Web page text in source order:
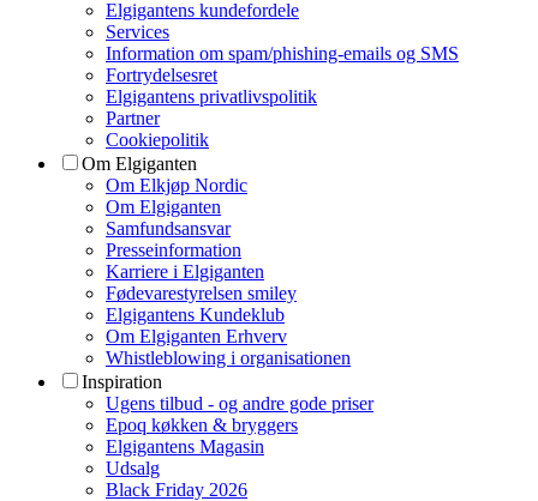
Elgigantens kundefordele
Services
Information om spam/phishing-emails og SMS
Fortrydelsesret
Elgigantens privatlivspolitik
Partner
Cookiepolitik
Om Elgiganten
Om Elkjøp Nordic
Om Elgiganten
Samfundsansvar
Presseinformation
Karriere i Elgiganten
Fødevarestyrelsen smiley
Elgigantens Kundeklub
Om Elgiganten Erhverv
Whistleblowing i organisationen
Inspiration
Ugens tilbud - og andre gode priser
Epoq køkken & bryggers
Elgigantens Magasin
Udsalg
Black Friday 2026